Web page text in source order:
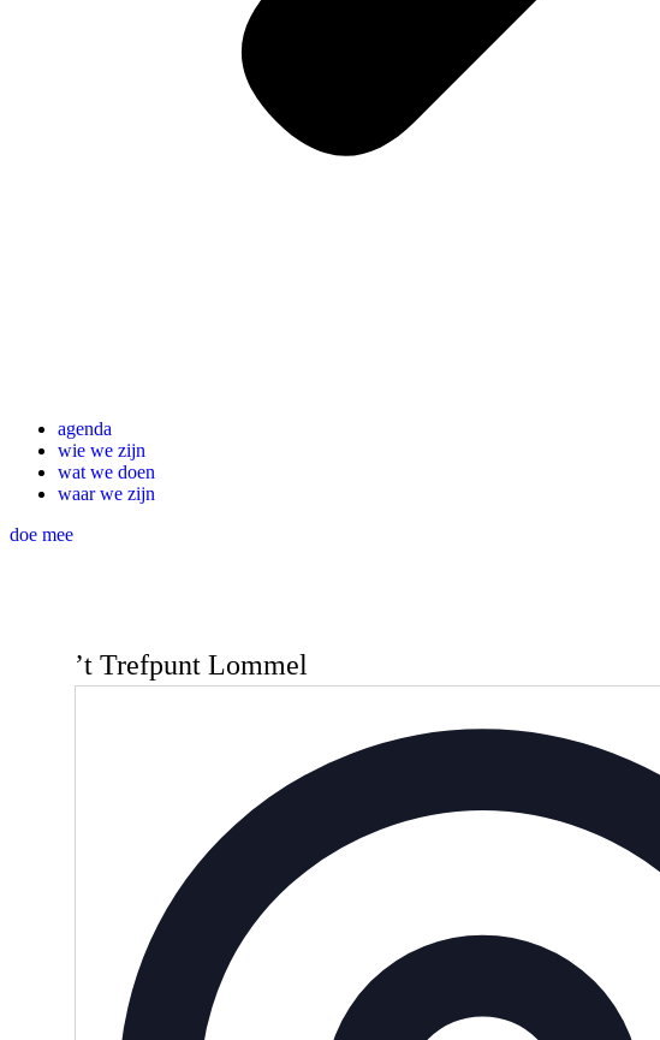
agenda
wie we zijn
wat we doen
waar we zijn
doe mee
’t Trefpunt Lommel